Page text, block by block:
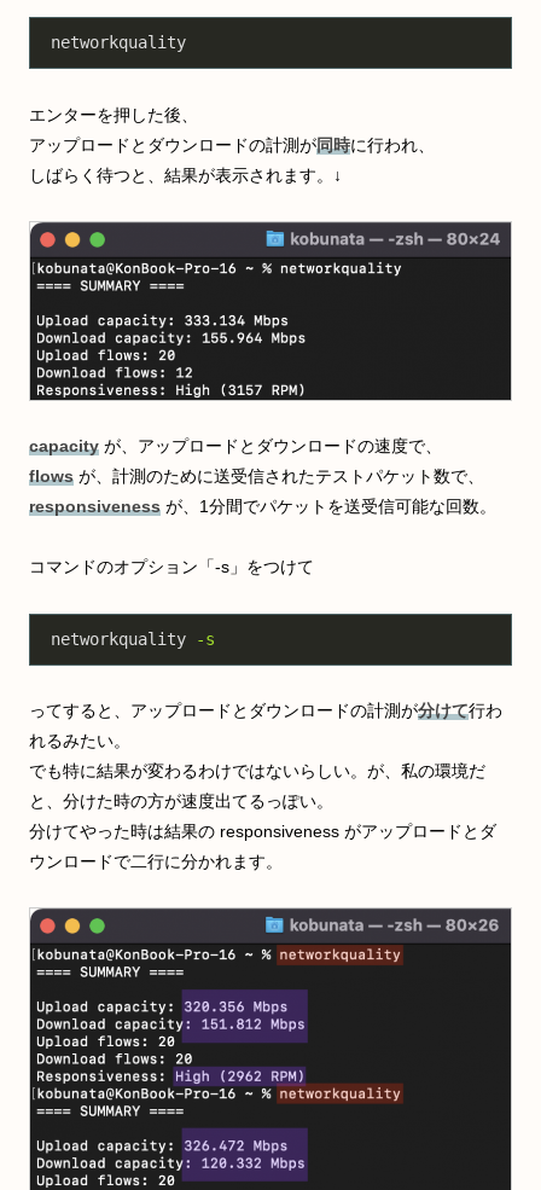
networkquality
エンターを押した後、
アップロードとダウンロードの計測が同時に行われ、
しばらく待つと、結果が表示されます。↓
capacity が、アップロードとダウンロードの速度で、
flows が、計測のために送受信されたテストパケット数で、
responsiveness が、1分間でパケットを送受信可能な回数。
コマンドのオプション「-s」をつけて
networkquality -s
ってすると、アップロードとダウンロードの計測が分けて行わ
れるみたい。
でも特に結果が変わるわけではないらしい。が、私の環境だ
と、分けた時の方が速度出てるっぽい。
分けてやった時は結果の responsiveness がアップロードとダ
ウンロードで二行に分かれます。